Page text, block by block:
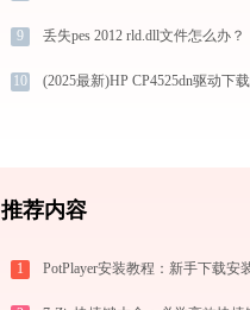
9 丢失pes 2012 rld.dll文件怎么办？
10
推荐内容
1